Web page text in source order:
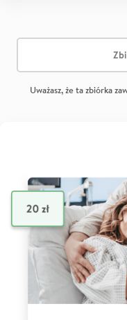
Uważasz, że ta zbiórka